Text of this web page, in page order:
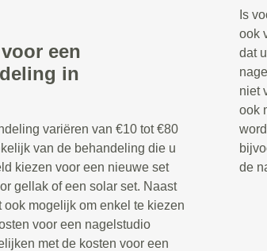
een
in
variëren van €10 tot €80
van de behandeling die u
kiezen voor een nieuwe set
gellak of een solar set. Naast
mogelijk om enkel te kiezen
voor een nagelstudio
met de kosten voor een
Is
ook
dat
niet
ook
de